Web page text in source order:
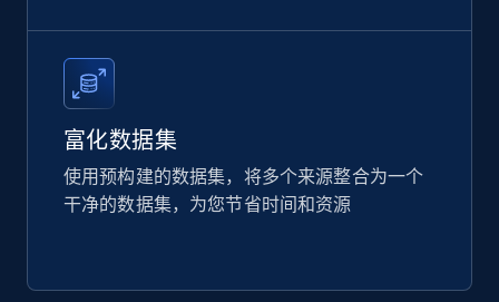
price, Currency, Availability, Reviews count, and
eCommerce
2.1K+ 375+ 立即购买
Etsy
富化数据集
使用预构建的数据集，将多个来源整合为一个
干净的数据集，为您节省时间和资源